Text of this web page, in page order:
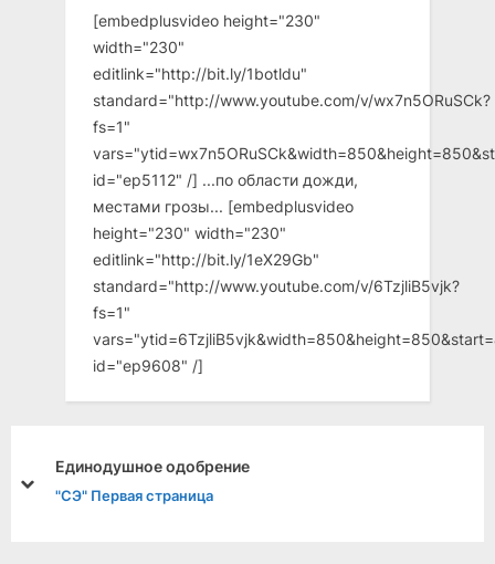
[embedplusvideo height="230"
width="230"
editlink="http://bit.ly/1botldu"
standard="http://www.youtube.com/v/wx7n5ORuSCk?
fs=1"
id="ep5112" /] ...по области дожди,
местами грозы... [embedplusvideo
height="230" width="230"
editlink="http://bit.ly/1eX29Gb"
standard="http://www.youtube.com/v/6TzjliB5vjk?
fs=1"
id="ep9608" /]
Единодушное одобрение
"СЭ" Первая страница
prev
next